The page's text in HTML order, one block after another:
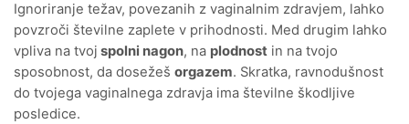
Ignoriranje težav, povezanih z vaginalnim zdravjem, lahko
povzroči številne zaplete v prihodnosti. Med drugim lahko
vpliva na tvoj spolni nagon, na plodnost in na tvojo
sposobnost, da dosežeš orgazem. Skratka, ravnodušnost
do tvojega vaginalnega zdravja ima številne škodljive
posledice.